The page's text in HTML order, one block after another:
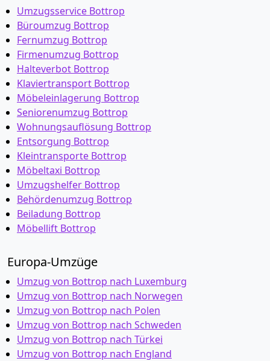
Umzugsservice Bottrop
Büroumzug Bottrop
Fernumzug Bottrop
Firmenumzug Bottrop
Halteverbot Bottrop
Klaviertransport Bottrop
Möbeleinlagerung Bottrop
Seniorenumzug Bottrop
Wohnungsauflösung Bottrop
Entsorgung Bottrop
Kleintransporte Bottrop
Möbeltaxi Bottrop
Umzugshelfer Bottrop
Behördenumzug Bottrop
Beiladung Bottrop
Möbellift Bottrop
Europa-Umzüge
Umzug von Bottrop nach Luxemburg
Umzug von Bottrop nach Norwegen
Umzug von Bottrop nach Polen
Umzug von Bottrop nach Schweden
Umzug von Bottrop nach Türkei
Umzug von Bottrop nach England